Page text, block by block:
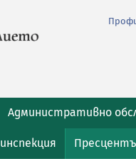
Административно